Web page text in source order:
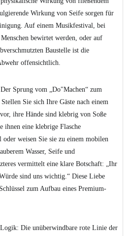
Wirkung von Seife sorgen für
Auf einem Musikfestival, bei
bewirtet werden, oder auf
Baustelle ist die
offensichtlich.
Sprung vom „Do"Machen“ zum
Stellen Sie sich Ihre Gäste nach einem
ihre Hände sind klebrig von Soße
ihnen eine klebrige Flasche
weisen Sie sie zu einem mobilen
Wasser, Seife und
vermittelt eine klare Botschaft: „Ihr
sind uns wichtig.“ Diese Liebe
zum Aufbau eines Premium-
Die unüberwindbare rote Linie der